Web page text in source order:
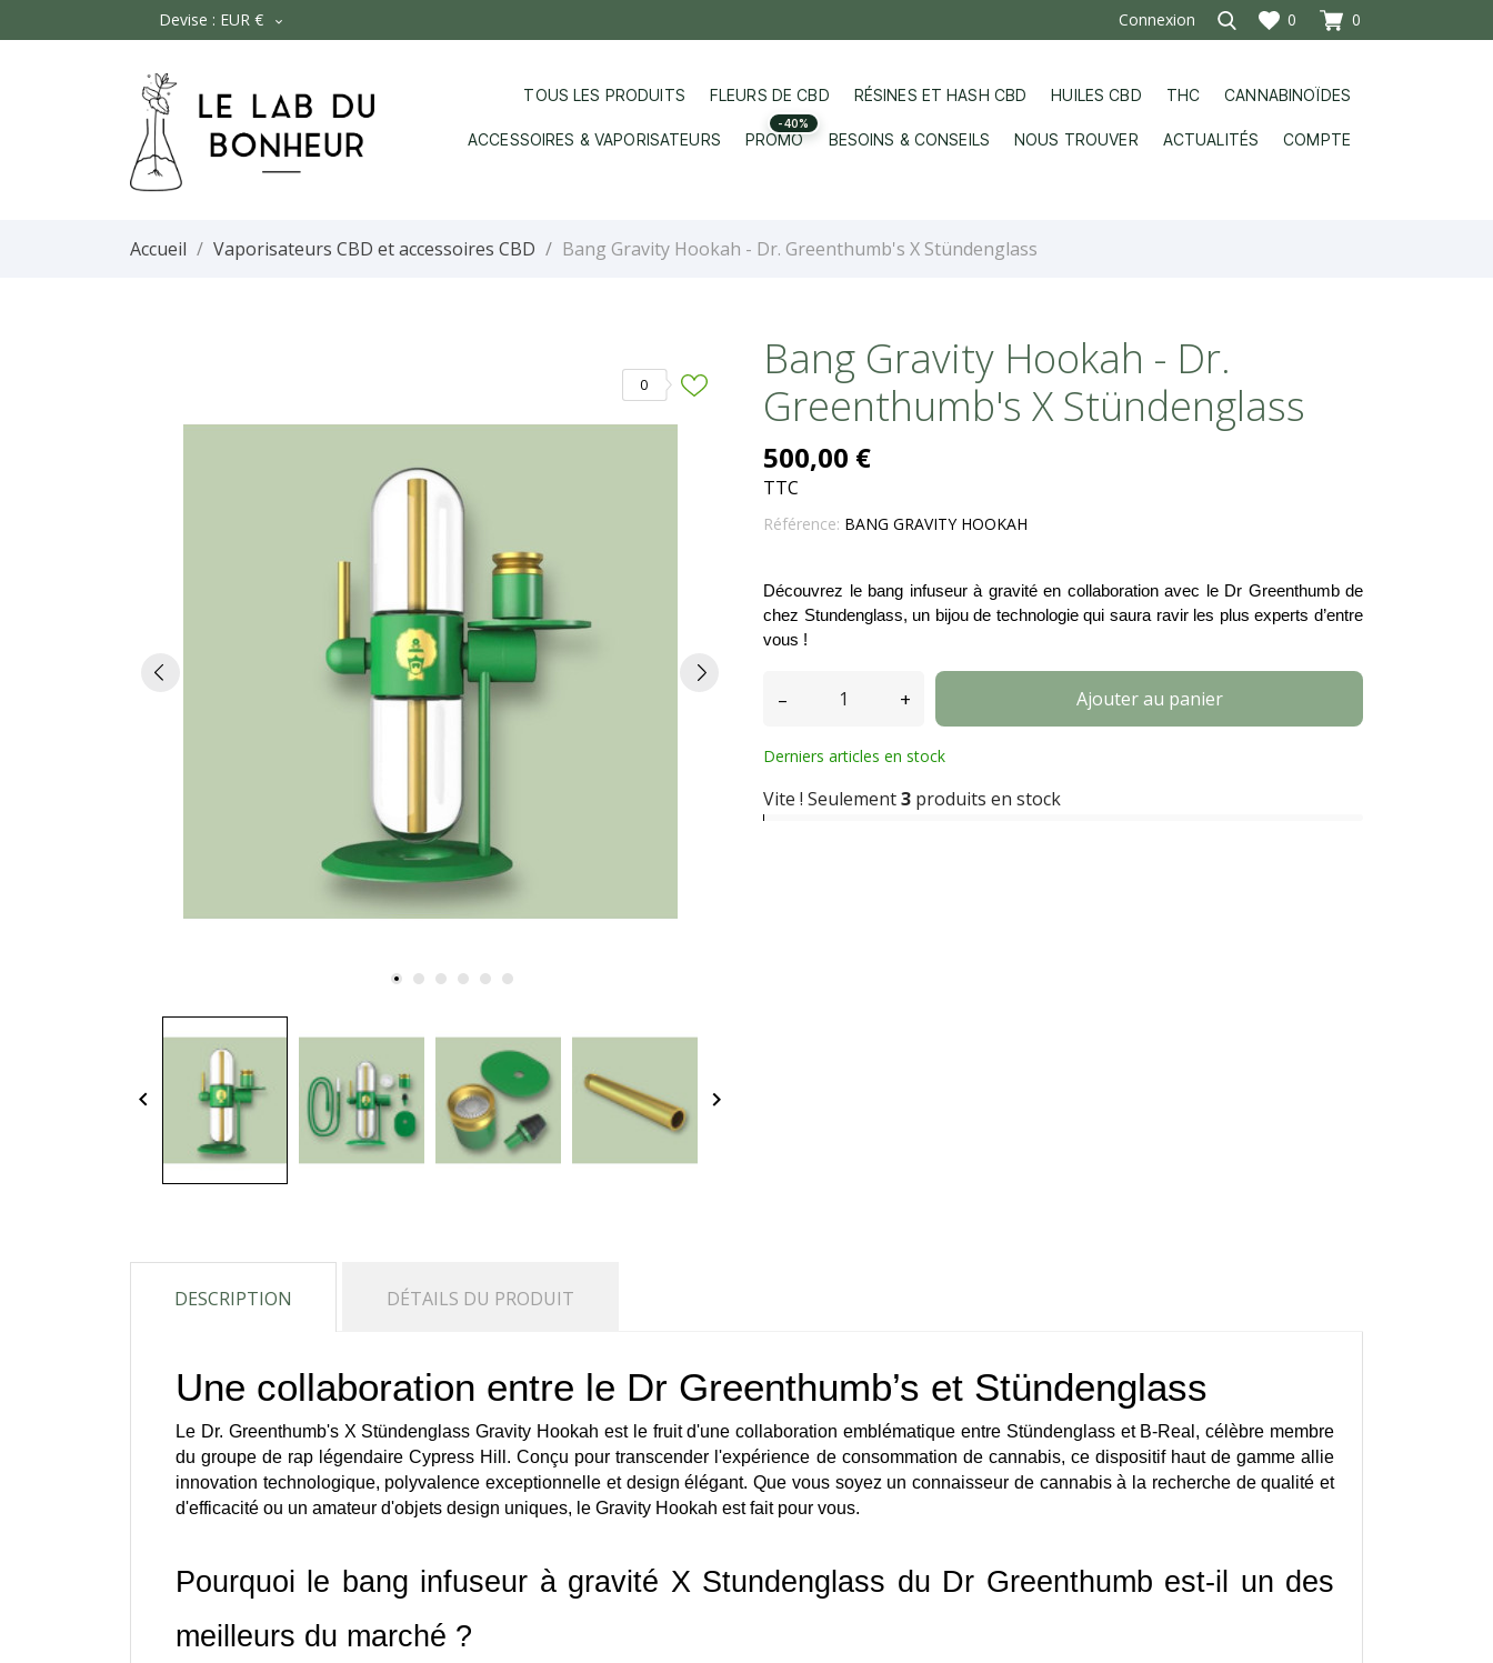
Devise : EUR €  Connexion 0 0
TOUS LES PRODUITS FLEURS DE CBD RÉSINES ET HASH CBD HUILES CBD THC CANNABINOÏDES
ACCESSOIRES & VAPORISATEURS PROMO
-40%
BESOINS & CONSEILS NOUS TROUVER ACTUALITÉS COMPTE
Accueil Vaporisateurs CBD et accessoires CBD Bang Gravity Hookah - Dr. Greenthumb's X Stündenglass
0
keyboard_arrow_left keyboard_arrow_right
Bang Gravity Hookah - Dr.
Greenthumb's X Stündenglass
500,00 €
TTC
Référence: BANG GRAVITY HOOKAH
Découvrez le bang infuseur à gravité en collaboration avec le Dr Greenthumb de
chez Stundenglass, un bijou de technologie qui saura ravir les plus experts d’entre
vous !
– + Ajouter au panier
Derniers articles en stock
Vite ! Seulement3 produits en stock
DESCRIPTION DÉTAILS DU PRODUIT
Une collaboration entre le Dr Greenthumb’s et Stündenglass
Le Dr. Greenthumb's X Stündenglass Gravity Hookah est le fruit d'une collaboration emblématique entre Stündenglass et B-Real, célèbre membre
du groupe de rap légendaire Cypress Hill. Conçu pour transcender l'expérience de consommation de cannabis, ce dispositif haut de gamme allie
innovation technologique, polyvalence exceptionnelle et design élégant. Que vous soyez un connaisseur de cannabis à la recherche de qualité et
d'efficacité ou un amateur d'objets design uniques, le Gravity Hookah est fait pour vous.
Pourquoi le bang infuseur à gravité X Stundenglass du Dr Greenthumb est-il un des
meilleurs du marché ?